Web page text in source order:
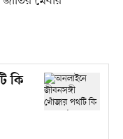
কি